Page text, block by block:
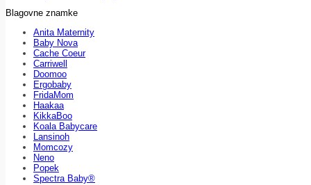
Blagovne znamke
Anita Maternity
Baby Nova
Cache Coeur
Carriwell
Doomoo
Ergobaby
FridaMom
Haakaa
KikkaBoo
Koala Babycare
Lansinoh
Momcozy
Neno
Popek
Spectra Baby®